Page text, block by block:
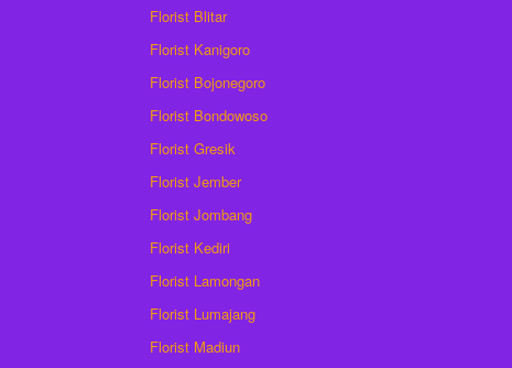
Florist Blitar
Florist Kanigoro
Florist Bojonegoro
Florist Bondowoso
Florist Gresik
Florist Jember
Florist Jombang
Florist Kediri
Florist Lamongan
Florist Lumajang
Florist Madiun